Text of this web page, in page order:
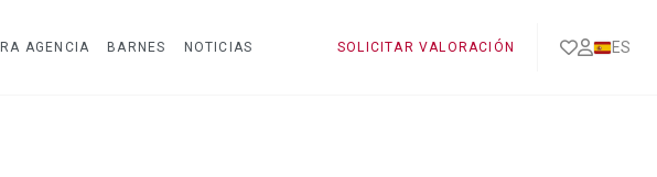
AGENCIA BARNES NOTICIAS SOLICITAR VALORACIÓN ES